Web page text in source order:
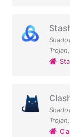
Trojan,
Trojan,